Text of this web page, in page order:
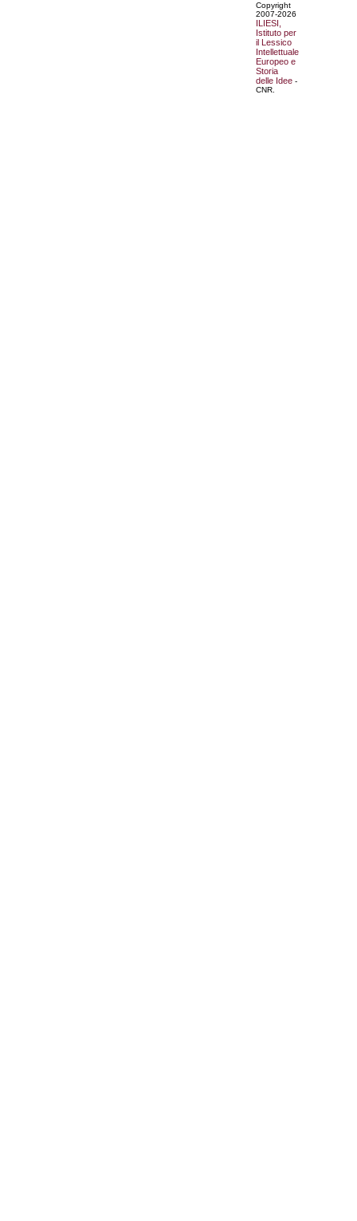
Copyright
2007-2026
ILIESI,
Istituto per
il Lessico
Intellettuale
Europeo e
Storia
delle Idee -
CNR.